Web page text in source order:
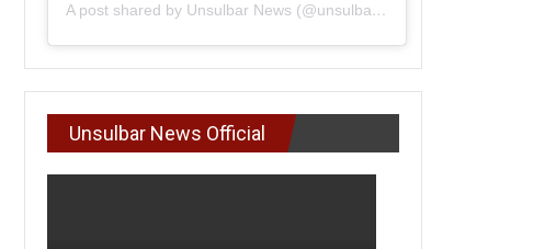
A post shared by Unsulbar News (@unsulbarnews)
Unsulbar News Official